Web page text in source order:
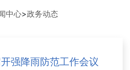
中心>政务动态
强降雨防范工作会议